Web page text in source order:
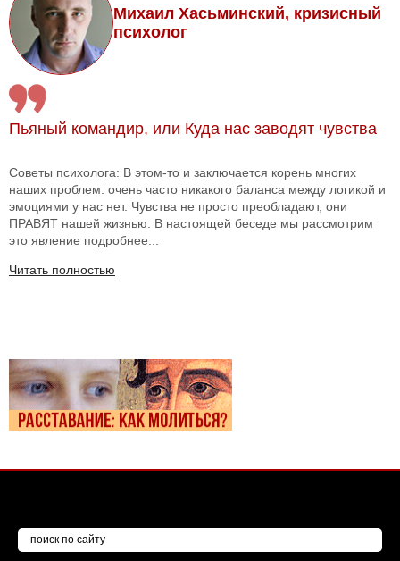
Михаил Хасьминский, кризисный
психолог
Пьяный командир, или Куда нас заводят чувства
Советы психолога: В этом-то и заключается корень многих
наших проблем: очень часто никакого баланса между логикой и
эмоциями у нас нет. Чувства не просто преобладают, они
ПРАВЯТ нашей жизнью. В настоящей беседе мы рассмотрим
это явление подробнее...
Читать полностью